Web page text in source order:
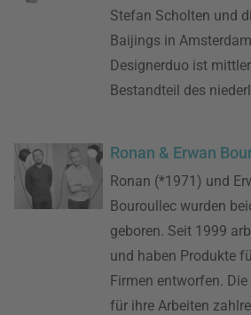
Stefan Scholten und
Baijings in
Designerduo ist
Bestandteil des
Ronan & Erwan
Ronan (*1971) und
Bouroullec wurden
geboren. Seit 1999
und haben Produkte
Firmen entworfen.
für ihre Arbeiten